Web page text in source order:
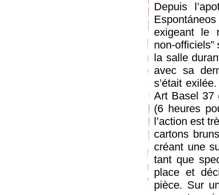
Depuis
exigeant le
non-
la salle
avec sa
s’était
Art Basel 37
(6 heures
l’action est
cartons
créant une
tant que
place et
pièce. Sur